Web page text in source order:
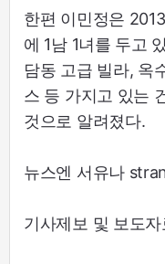
한편 이민정은
에 1남 1녀를 두고
담동 고급 빌라, 옥
스 등 가지고 있는
것으로 알려졌다.
뉴스엔 서유나
기사제보 및 보도